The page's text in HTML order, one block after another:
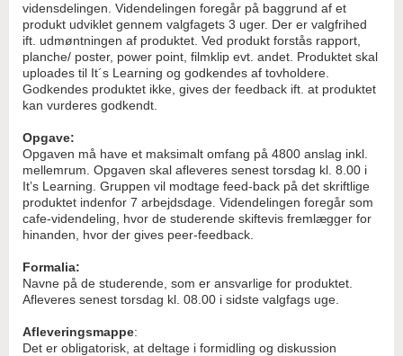
vidensdelingen. Videndelingen foregår på baggrund af et
produkt udviklet gennem valgfagets 3 uger. Der er valgfrihed
ift. udmøntningen af produktet. Ved produkt forstås rapport,
planche/ poster, power point, filmklip evt. andet. Produktet skal
uploades til It´s Learning og godkendes af tovholdere.
Godkendes produktet ikke, gives der feedback ift. at produktet
kan vurderes godkendt.
Opgave:
Opgaven må have et maksimalt omfang på 4800 anslag inkl.
mellemrum. Opgaven skal afleveres senest torsdag kl. 8.00 i
It’s Learning. Gruppen vil modtage feed-back på det skriftlige
produktet indenfor 7 arbejdsdage. Videndelingen foregår som
cafe-videndeling, hvor de studerende skiftevis fremlægger for
hinanden, hvor der gives peer-feedback.
Formalia:
Navne på de studerende, som er ansvarlige for produktet.
Afleveres senest torsdag kl. 08.00 i sidste valgfags uge.
Afleveringsmappe:
Det er obligatorisk, at deltage i formidling og diskussion